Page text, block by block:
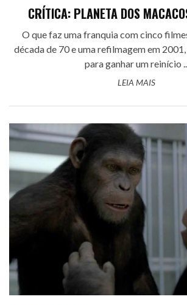
CRÍTICA: PLANETA DOS
O que faz uma franquia com cinco
década de 70 e uma refilmagem em
para ganhar um reinício
LEIA MAIS